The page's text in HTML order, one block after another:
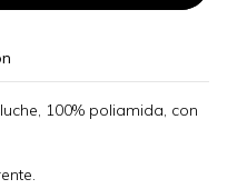
100% poliamida, con